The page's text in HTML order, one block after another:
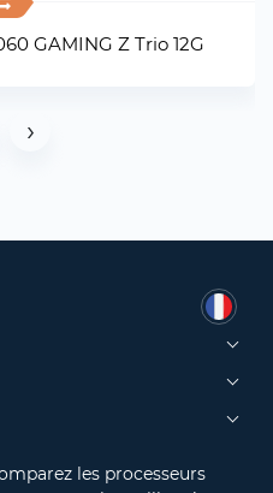
GAMING Z Trio 12G
›
les processeurs